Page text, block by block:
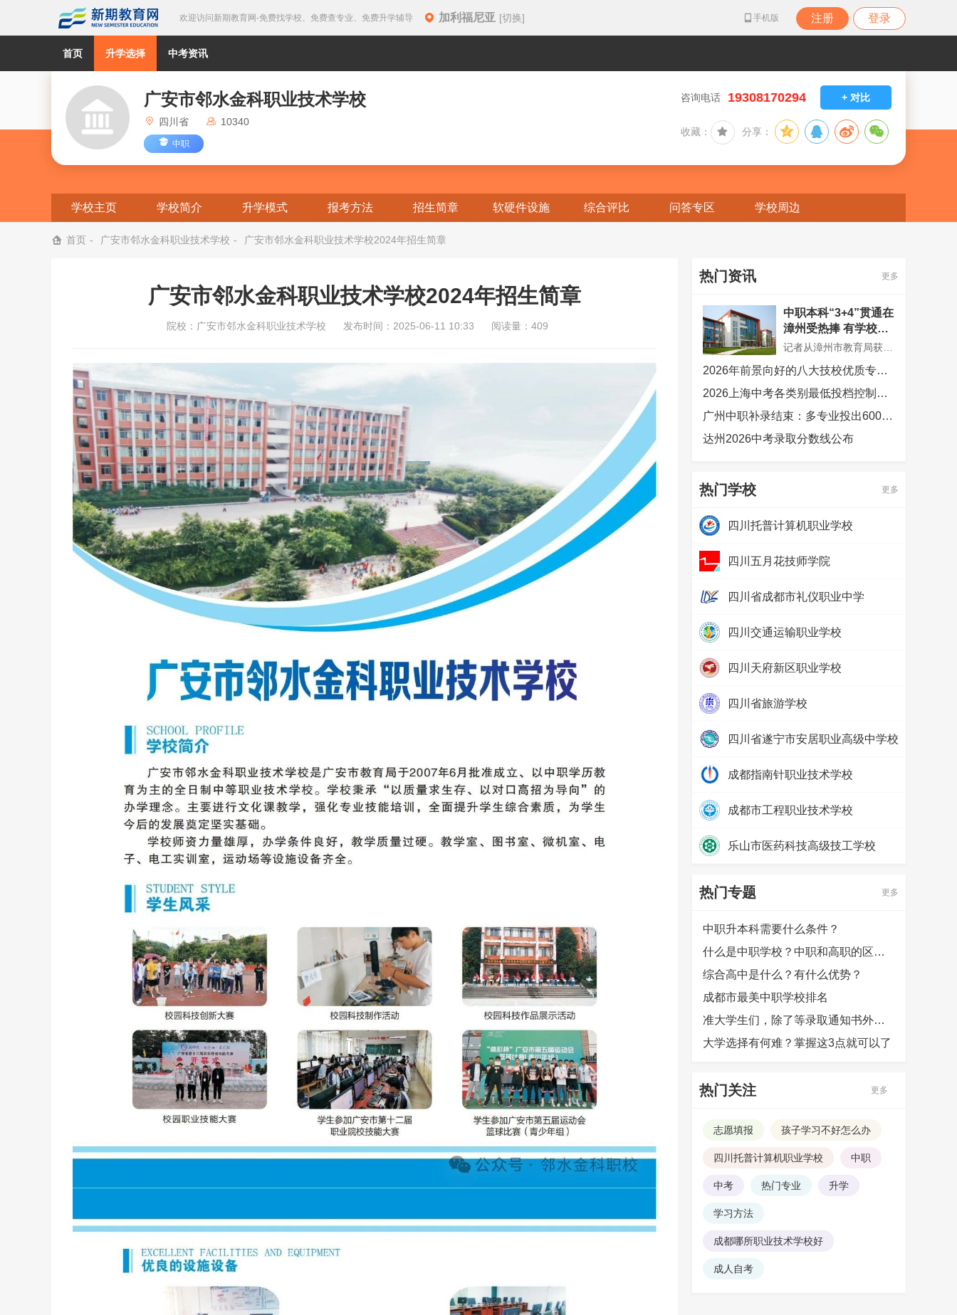
欢迎访问新期教育网-免费找学校、免费查专业、免费升学辅导 加利福尼亚 [切换] 手机版 注册 登录
首页 升学选择 中考资讯
广安市邻水金科职业技术学校
四川省 10340
中职
+ 对比
咨询电话 19308170294
收藏： 分享：
学校主页 学校简介 升学模式 报考方法 招生简章 软硬件设施 综合评比 问答专区 学校周边
首页 广安市邻水金科职业技术学校 广安市邻水金科职业技术学校2024年招生简章
广安市邻水金科职业技术学校2024年招生简章
院校： 广安市邻水金科职业技术学校 发布时间：2025-06-11 10:33 阅读量：409
热门资讯 更多
中职本科“3+4”贯通在
漳州受热捧 有学校最
低分招到710分
记者从漳州市教育局获悉，今年漳州学校首次被纳入中职本科“3+4”贯通培养招生试点，漳州第一职业中专学校与闽南师范大学合作食品加工工艺专业，面向漳州招生10人，录取最低分710分，已全部录满。
2026年前景向好的八大技校优质专业有哪些？
2026上海中考各类别最低投档控制分数线公布
广州中职补录结束：多专业投出600分以上，热门专业竞争激烈
达州2026中考录取分数线公布
热门学校 更多
四川托普计算机职业学校
四川五月花技师学院
四川省成都市礼仪职业中学
四川交通运输职业学校
四川天府新区职业学校
四川省旅游学校
四川省遂宁市安居职业高级中学校
成都指南针职业技术学校
成都市工程职业技术学校
乐山市医药科技高级技工学校
热门专题 更多
中职升本科需要什么条件？
什么是中职学校？中职和高职的区别是什么？
综合高中是什么？有什么优势？
成都市最美中职学校排名
准大学生们，除了等录取通知书外，还可以提前做哪些准备？
大学选择有何难？掌握这3点就可以了
热门关注 更多
志愿填报 孩子学习不好怎么办
四川托普计算机职业学校 中职
中考 热门专业 升学
学习方法
成都哪所职业技术学校好
成人自考